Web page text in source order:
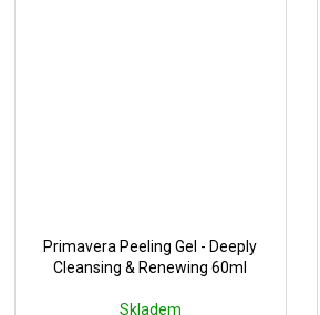
Primavera Peeling Gel - Deeply
Cleansing & Renewing 60ml
Skladem